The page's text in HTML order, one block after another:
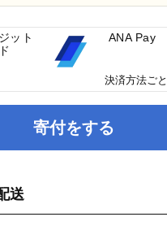
寄付をする
送
ット
ANA Pay
決済方法ご